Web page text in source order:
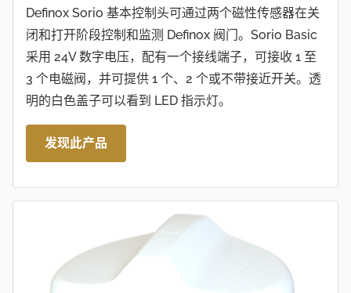
Definox Sorio 基本控制头可通过两个磁性传感器在关
闭和打开阶段控制和监测 Definox 阀门。Sorio Basic
采用 24V 数字电压，配有一个接线端子，可接收 1 至
3 个电磁阀，并可提供 1 个、2 个或不带接近开关。透
明的白色盖子可以看到 LED 指示灯。
发现此产品